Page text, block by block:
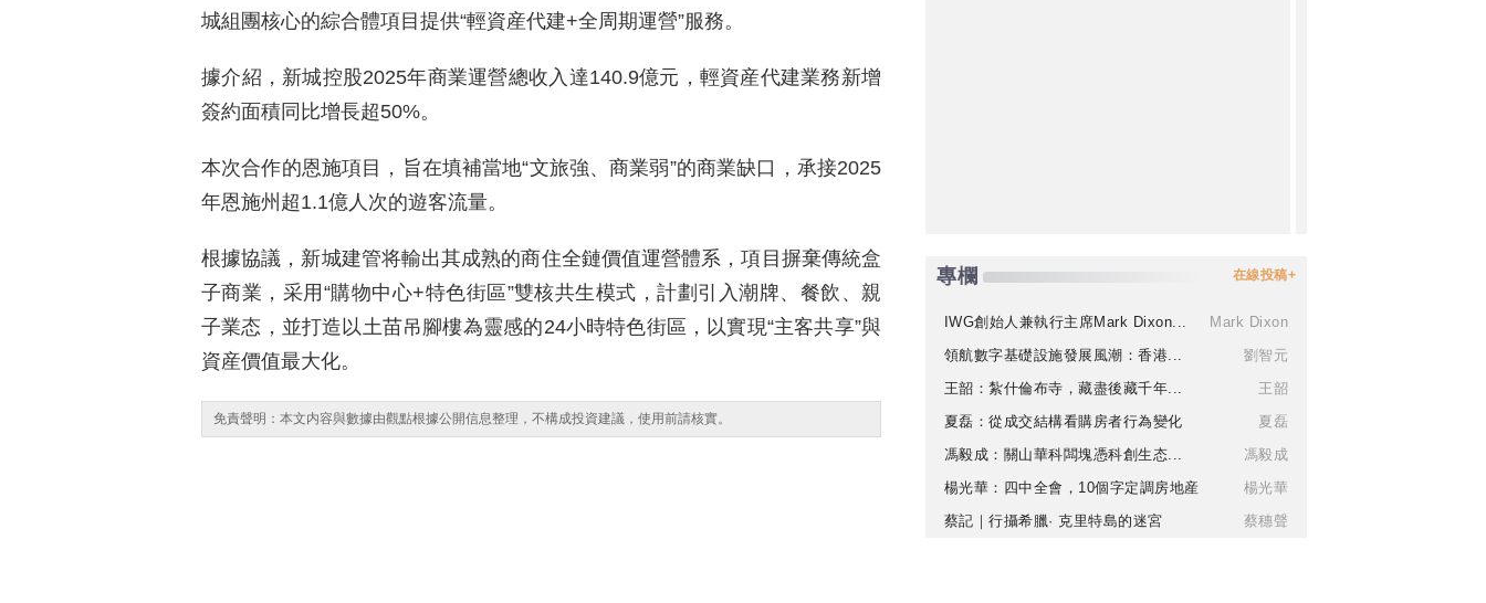
城組團核心的綜合體項目提供“輕資産代建+全周期運營”服務。
據介紹，新城控股2025年商業運營總收入達140.9億元，輕資産代建業務新增
簽約面積同比增長超50%。
本次合作的恩施項目，旨在填補當地“文旅強、商業弱”的商業缺口，承接2025
年恩施州超1.1億人次的遊客流量。
根據協議，新城建管将輸出其成熟的商住全鏈價值運營體系，項目摒棄傳統盒
子商業，采用“購物中心+特色街區”雙核共生模式，計劃引入潮牌、餐飲、親
子業态，並打造以土苗吊腳樓為靈感的24小時特色街區，以實現“主客共享”與
資産價值最大化。
免責聲明：本文内容與數據由觀點根據公開信息整理，不構成投資建議，使用前請核實。
專欄 在線投稿+
IWG創始人兼執行主席Mark Dixon...
Mark Dixon
領航數字基礎設施發展風潮：香港...
劉智元
王韶：紮什倫布寺，藏盡後藏千年...
王韶
夏磊：從成交結構看購房者行為變化
夏磊
馮毅成：關山華科闆塊憑科創生态...
馮毅成
楊光華：四中全會，10個字定調房地産
楊光華
蔡記｜行攝希臘· 克里特島的迷宮
蔡穗聲